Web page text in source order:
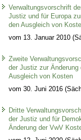
Verwaltungsvorschrift
Justiz und für Europa
den Ausgleich von
vom 13. Januar 2010
Zweite
der Justiz zur Änderung
Ausgleich von Kosten
vom 30. Juni 2016
Dritte
der Justiz und für
Änderung der VwV